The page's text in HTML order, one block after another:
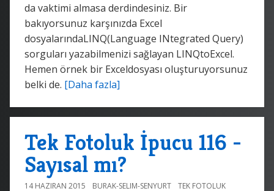
da vaktimi almasa derdindesiniz. Bir
bakıyorsunuz karşınızda Excel
dosyalarındaLINQ(Language INtegrated Query)
sorguları yazabilmenizi sağlayan LINQtoExcel.
Hemen örnek bir Exceldosyası oluşturuyorsunuz
belki de. [Daha fazla]
Tek Fotoluk İpucu 116 -
Sayısal mı?
14 HAZIRAN 2015 BURAK-SELIM-SENYURT
TEK FOTOLUK